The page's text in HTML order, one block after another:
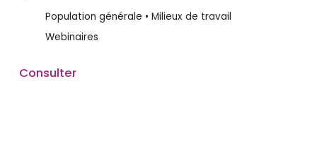
Population générale • Milieux de travail
Webinaires
Consulter